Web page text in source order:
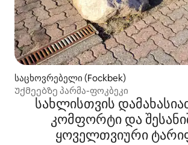
საცხოვრებელი (Fockbek)
Უქმეებზე პარმა-ფოკბეკი
სახლისთვის
კომფორტი და
ყოველთვიური